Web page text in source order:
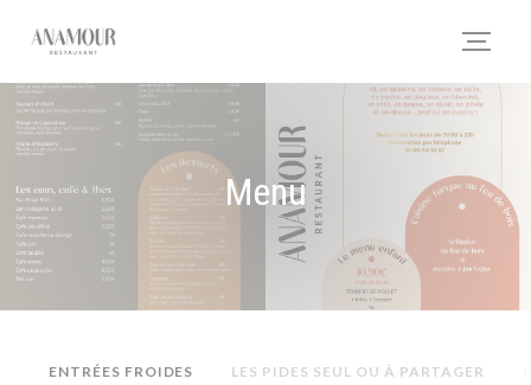
Menu
ENTRÉES FROIDES LES PIDES SEUL OU À PARTAGER